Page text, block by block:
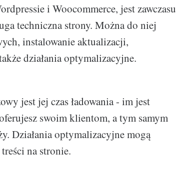
i Woocommerce, jest zawczasu
techniczna strony. Można do niej
instalowanie aktualizacji,
działania optymalizacyjne.
jest jej czas ładowania - im jest
swoim klientom, a tym samym
Działania optymalizacyjne mogą
na stronie.